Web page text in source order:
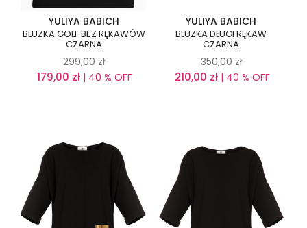
YULIYA BABICH
BLUZKA GOLF BEZ RĘKAWÓW
CZARNA
299,00 zł
179,00 zł | 40 % OFF
YULIYA BABICH
BLUZKA DŁUGI RĘKAW
CZARNA
350,00 zł
210,00 zł| 40 % OFF